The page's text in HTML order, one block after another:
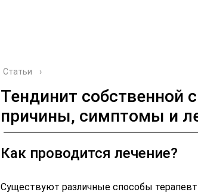
Статьи ›
Тендинит собственной
причины, симптомы и
Как проводится лечение?
Существуют различные способы